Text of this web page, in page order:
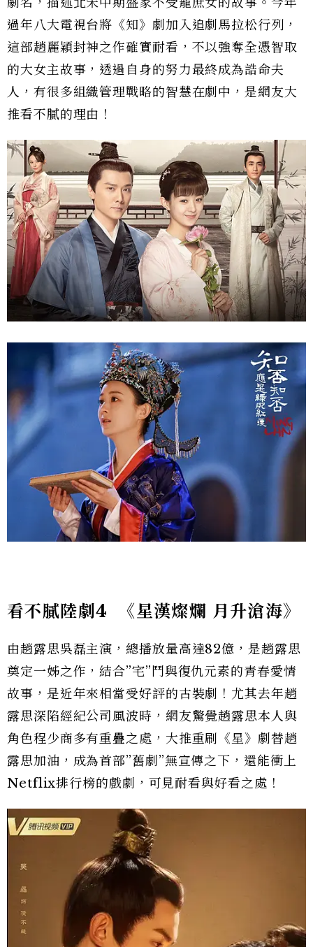
過年八大電視台將《知》劇加入追劇馬拉松行列，
這部趙麗穎封神之作確實耐看，不以強奪全憑智取
的大女主故事，透過自身的努力最終成為誥命夫
人，有很多組織管理戰略的智慧在劇中，是網友大
推看不膩的理由！
看不膩陸劇4 《星漢燦爛 月升滄海》
由趙露思吳磊主演，總播放量高達82億，是趙露思
奠定一姊之作，結合”宅”鬥與復仇元素的青春愛情
故事，是近年來相當受好評的古裝劇！尤其去年趙
露思深陷經紀公司風波時，網友驚覺趙露思本人與
角色程少商多有重疊之處，大推重刷《星》劇替趙
露思加油，成為首部”舊劇”無宣傳之下，還能衝上
Netflix排行榜的戲劇，可見耐看與好看之處！